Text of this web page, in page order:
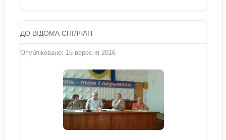
ДО ВІДОМА СПІЛЧАН
Опубліковано: 15 вересня 2016